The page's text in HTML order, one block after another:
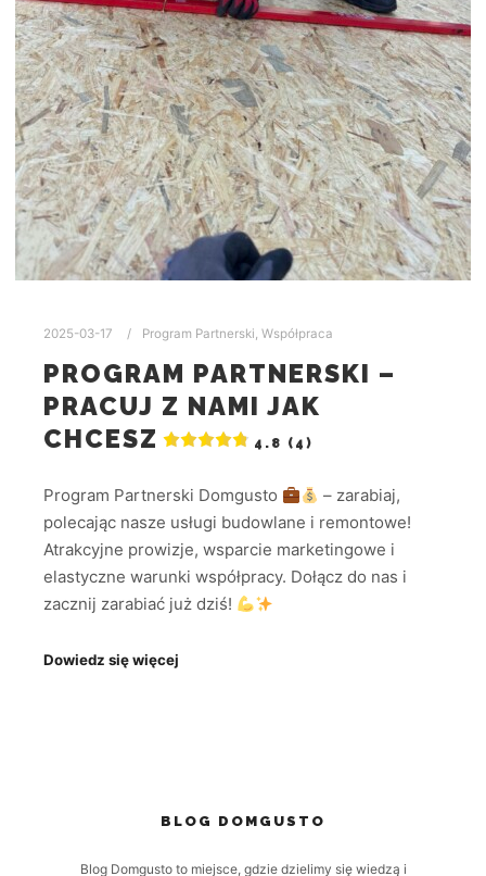
2025-03-17 Program Partnerski, Współpraca
PROGRAM PARTNERSKI –
PRACUJ Z NAMI JAK
CHCESZ
4.8 (4)
Program Partnerski Domgusto
– zarabiaj,
polecając nasze usługi budowlane i remontowe!
Atrakcyjne prowizje, wsparcie marketingowe i
elastyczne warunki współpracy. Dołącz do nas i
zacznij zarabiać już dziś!
Dowiedz się więcej
BLOG DOMGUSTO
Blog Domgusto to miejsce, gdzie dzielimy się wiedzą i